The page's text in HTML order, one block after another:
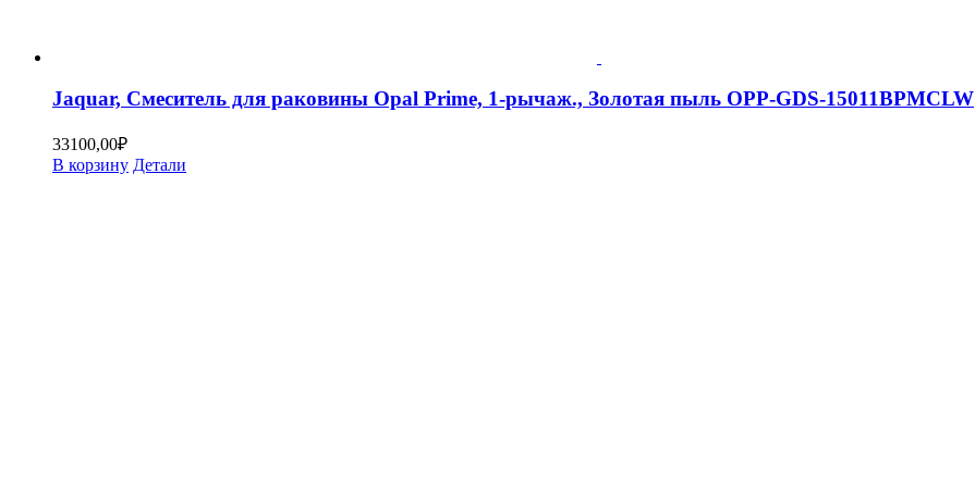
Jaquar, Смеситель для раковины Opal Prime, 1-рычаж., Золотая пыль OPP-GDS-15011BPMCLW
33100,00₽
В корзину Детали